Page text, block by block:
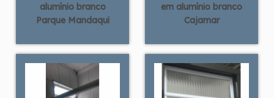
alumínio branco
Parque Mandaqui
em alumínio branco
Cajamar